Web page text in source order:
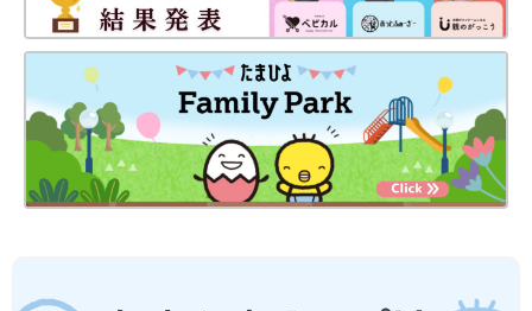
1987年6月17日生まれ。東京都出身。2000年にモーニング娘。
の第4期メンバーに選ばれデビュー。2004年にモーニング娘。を
卒業し、ソロで活動を開始する。2007年に俳優の杉浦太陽さん
と結婚、出産。2025年8月に第5子・夢空ちゃんが誕生。リアル
な日常を発信しているYouTubeチャンネル「辻ちゃんネル」は、
多くのママから支持されている。